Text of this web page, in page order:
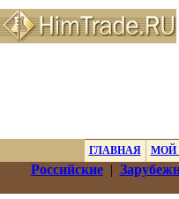
ГЛАВНАЯ МОЙ
Российские|